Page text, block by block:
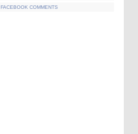
FACEBOOK COMMENTS